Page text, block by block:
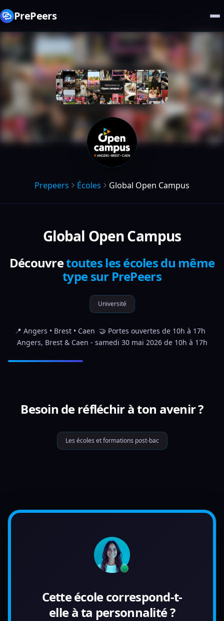
PrePeers
Prepeers Écoles Global Open Campus
Global Open Campus
Découvretoutes les écoles du même
type sur PrePeers
Université
📍 Angers • Brest • Caen  🤝 Portes ouvertes de 10h à 17h
Angers, Brest & Caen - samedi 30 mai 2026 de 10h à 17h
Besoin de réfléchir à ton avenir ?
Les écoles et formations post-bac
Cette école correspond-t-
elle à ta personnalité ?